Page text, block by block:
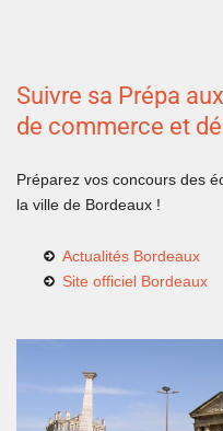
Suivre sa Prépa
de commerce et
Préparez vos concours des
la ville de Bordeaux !
Actualités Bordeaux
Site officiel Bordeaux